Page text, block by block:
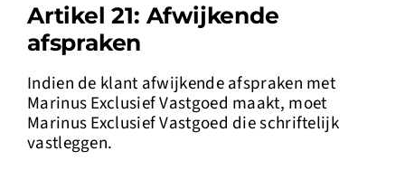
Artikel 21: Afwijkende
afspraken
Indien de klant afwijkende afspraken met
Marinus Exclusief Vastgoed maakt, moet
Marinus Exclusief Vastgoed die schriftelijk
vastleggen.